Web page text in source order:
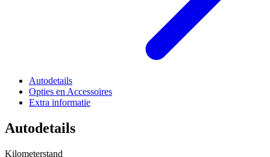
Autodetails
Opties en Accessoires
Extra informatie
Autodetails
Kilometerstand